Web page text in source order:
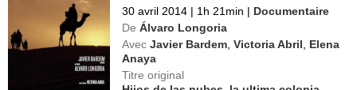
30 avril 2014 | 1h 21min | Documentaire
De Álvaro Longoria
Avec Javier Bardem ,Victoria Abril
Elena
Anaya
Titre original